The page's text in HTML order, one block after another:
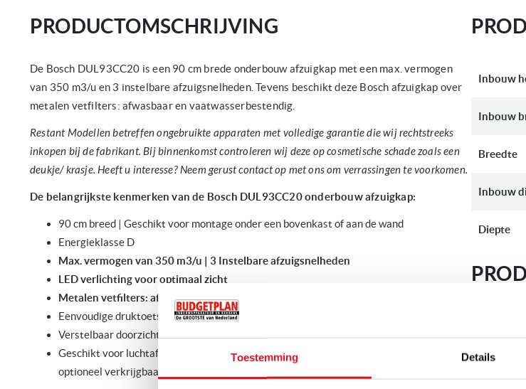
Toestemming Details
PRODUCTOMSCHRIJVING
De Bosch DUL93CC20 is een 90 cm brede onderbouw afzuigkap met een max. vermogen
van 350 m3/u en 3 instelbare afzuigsnelheden. Tevens beschikt deze Bosch afzuigkap over
metalen vetfilters: afwasbaar en vaatwasserbestendig.
Restant Modellen betreffen ongebruikte apparaten met volledige garantie die wij rechtstreeks
inkopen bij de fabrikant. Bij binnenkomst controleren wij deze op cosmetische schade zoals een
deukje/ krasje. Heeft u interesse? Neem gerust contact op met ons om verrassingen te voorkomen.
De belangrijkste kenmerken van de Bosch DUL93CC20 onderbouw afzuigkap:
90 cm breed | Geschikt voor montage onder een bovenkast of aan de wand
Energieklasse D
Max. vermogen van 350 m3/u | 3 Instelbare afzuigsnelheden
LED verlichting voor optimaal zicht
Metalen vetfilters: afwasbaar en vaatwasserbestendig
Eenvoudige druktoetsbediening
Verstelbaar doorzichtig glazen dampscherm
Geschikt voor luchtafvoer of recirculatie: gebruik zonder afvoer naar buiten d.m.v. een
optioneel verkrijgbaar koolstoffilter
Inbouw
Inbouw
Breedte
Inbouw
Diepte